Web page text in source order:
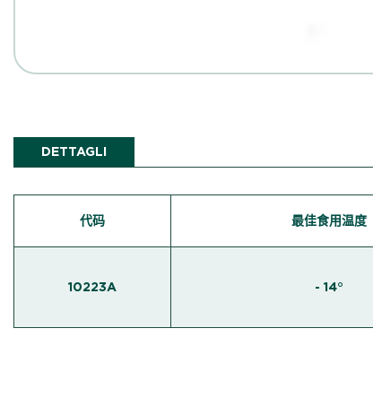
DETTAGLI
代码 最佳食用温度
10223A - 14°